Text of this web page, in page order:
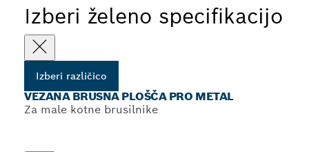
Izberi želeno specifikacijo
Izberi različico
VEZANA BRUSNA PLOŠČA PRO METAL
Za male kotne brusilnike